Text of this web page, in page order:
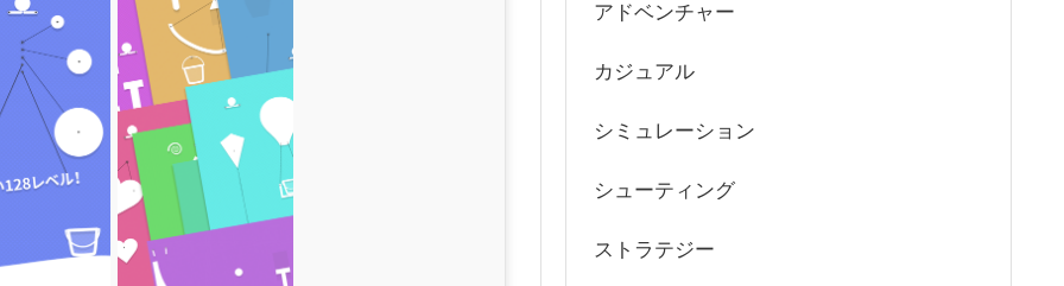
アドベンチャー
カジュアル
シミュレーション
シューティング
ストラテジー